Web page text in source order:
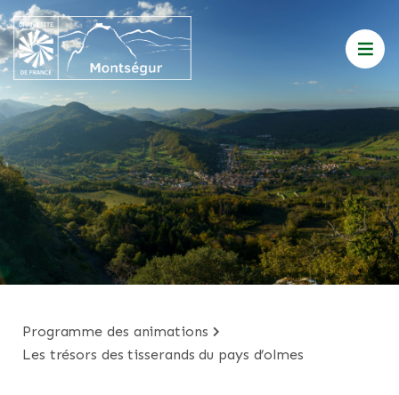
programme des animations
les trésors des tisserands du pays d’olmes